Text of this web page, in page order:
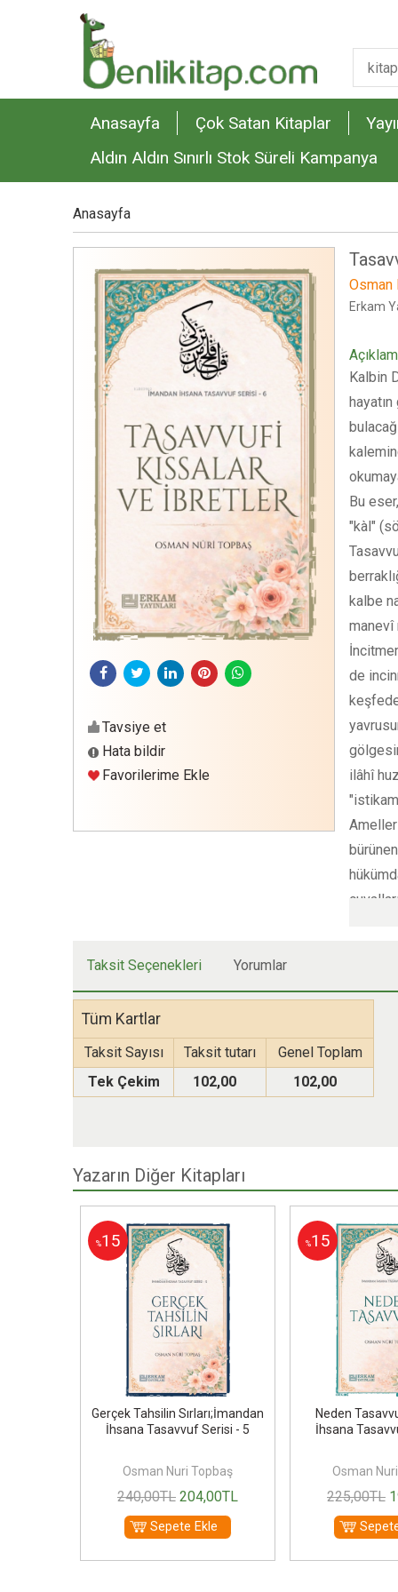
Anasayfa Çok Satan Kitaplar
Aldın Aldın Sınırlı Stok Süreli Kampanya
Anasayfa
Tavsiye et
Hata bildir
Favorilerime Ekle
Osman
Erkam
Kalbin
Bu
"kàl"
kalbe
manevî
de
ilâhî
bu
feyizli
Taksit Seçenekleri Yorumlar
Tüm Kartlar
Taksit Sayısı Taksit tutarı
Genel Toplam
Tek Çekim
102,00 102,00
Yazarın Diğer Kitapları
%15
Gerçek Tahsilin Sırları;İmandan
İhsana Tasavvuf Serisi - 5
Osman Nuri Topbaş
240,00TL 204,00TL
Sepete Ekle
%15
Neden
İhsana
Osman
225,00TL